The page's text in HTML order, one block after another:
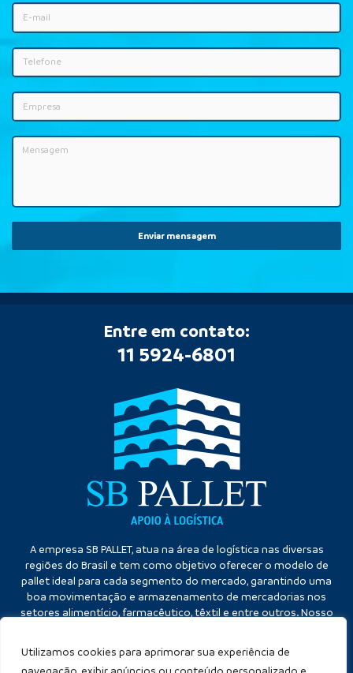
Utilizamos cookies para aprimorar sua experiência de
Enviar mensagem
Entre em contato:
11 5924-6801
A empresa SB PALLET, atua na área de logística nas diversas
regiões do Brasil e tem como objetivo oferecer o modelo de
pallet ideal para cada segmento do mercado, garantindo uma
boa movimentação e armazenamento de mercadorias nos
setores alimentício, farmacêutico, têxtil e entre outros. Nosso